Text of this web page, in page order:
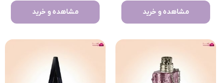
مشاهده و خرید مشاهده و خرید